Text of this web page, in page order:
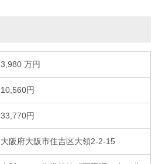
3,980 万円
10,560円
33,770円
大阪府大阪市住吉区大領2-2-15